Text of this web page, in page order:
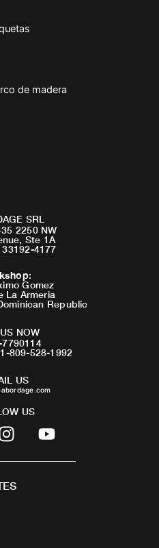
de madera
SRL
2250 NW
Ste 1A
33192-4177
:
Gomez
La Armeria
Republic
NOW
809-528-1992
US
US
I
n
s
a
Y
o
u